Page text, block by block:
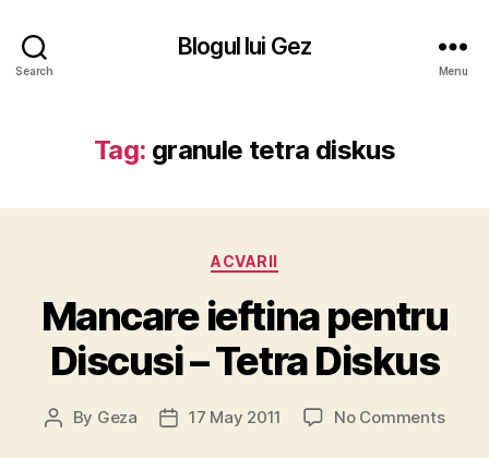
Search
Blogul lui Gez
Menu
Tag: granule tetra diskus
Categories
ACVARII
Mancare ieftina pentru
Discusi – Tetra Diskus
Post
By Geza
Post17 May 2011 No Commentson